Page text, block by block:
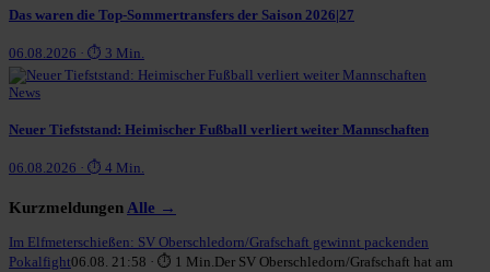
Das waren die Top-Sommertransfers der Saison 2026|27
06.08.2026 · ⏱ 3 Min.
News
Neuer Tiefststand: Heimischer Fußball verliert weiter Mannschaften
06.08.2026 · ⏱ 4 Min.
Kurzmeldungen Alle →
Im Elfmeterschießen: SV Oberschledorn/Grafschaft gewinnt packenden
Pokalfight06.08. 21:58 · ⏱ 1 Min.Der SV Oberschledorn/Grafschaft hat am